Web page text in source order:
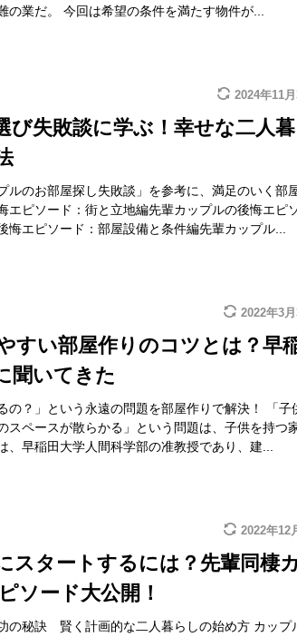
の業だ。 今回は希望の条件を満たす物件が...
2024年11月
び失敗談に学ぶ！幸せな二人
ルのお部屋探し失敗談」を参考に、満足のいく部
エピソード：街と立地編先輩カップルの後悔エピ
悔エピソード：部屋設備と条件編先輩カップル...
2022年3月
すい部屋作りのコツとは？早
聞いてきた
の？」という永遠の問題を部屋作りで解決！ 「子
スペースが散らかる」という問題は、子供を持つ
、早稲田大学人間科学部の准教授であり、建...
2022年12
スタートするには？先輩同棲カ
ソード大公開！
の秘訣 賢く計画的な二人暮らしの始め方 カップ